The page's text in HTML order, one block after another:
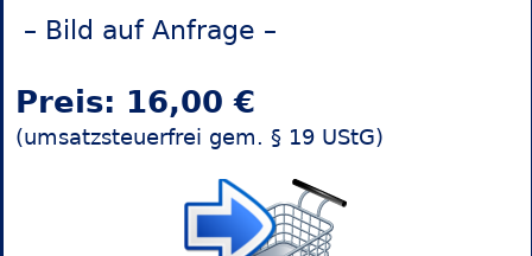
– Bild auf Anfrage –
Preis: 16,00 €
(umsatzsteuerfrei gem. § 19 UStG)